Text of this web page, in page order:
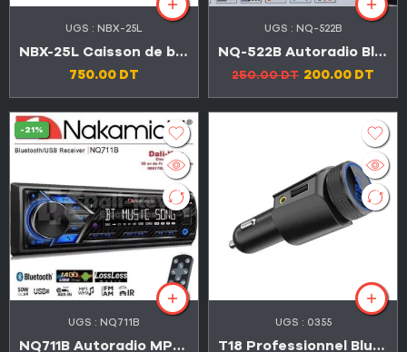
UGS : NBX-25L
NBX-25L Caisson de basses dynamiques actif 10″ 1000w avec amplificateur intégré
750.00 DT
UGS : NQ-522B
NQ-522B Autoradio Bluetooth et 2 ports USB
250.00DT 200.00 DT
-21%
UGS : NQ711B
NQ711B Autoradio MP3 avec Bluetooth-USB-AUX
UGS : 0355
T18 Professionnel Bluetooth,MP3,chargeur smart phone double USB